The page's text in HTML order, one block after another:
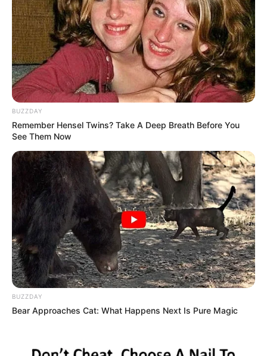
ΔΙΕΘΝΗ ΣΗΜΑΝΤΙΚΕΣ ΕΙΔΗΣΕΙΣ
Η Γέννηση μιας Ανεξάρτητης Νέας
Ισλαμικής (Πυρηνικής) Στρατιωτικής
Συμμαχίας της Μέσης Ανατολής
Η Γέννηση μιας Ανεξάρτητης Νέας Ισλαμικής (Πυρηνικής)
Στρατιωτικής Συμμαχίας της Μέσης Ανατολής… Κάτι
ελεύθερο από τις ΗΠΑ και το Ισραήλ αλλά συνδεδεμένο κατά
BUZZDAY
Remember Hensel Twins? Take A Deep Breath Before You
See Them Now
BUZZDAY
Bear Approaches Cat: What Happens Next Is Pure Magic